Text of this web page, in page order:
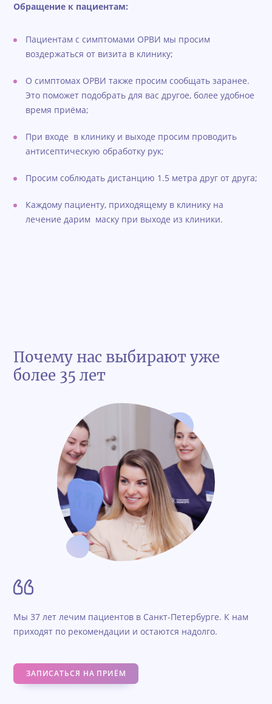
Обращение к пациентам:
Пациентам с симптомами ОРВИ мы просим
воздержаться от визита в клинику;
О симптомах ОРВИ также просим сообщать заранее.
Это поможет подобрать для вас другое, более удобное
время приёма;
При входе в клинику и выходе просим проводить
антисептическую обработку рук;
Просим соблюдать дистанцию 1.5 метра друг от друга;
Каждому пациенту, приходящему в клинику на
лечение дарим маску при выходе из клиники.
Почему нас выбирают уже
более 35 лет
Мы 37 лет лечим пациентов в Санкт-Петербурге. К нам
приходят по рекомендации и остаются надолго.
ЗАПИСАТЬСЯ НА ПРИЁМ